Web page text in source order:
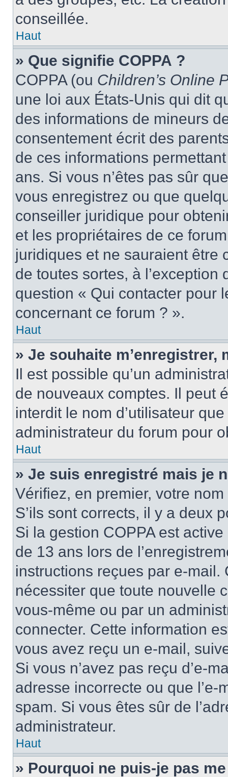
conseillée.
Haut
» Que signifie COPPA ?
COPPA (ou Children’s Online
une loi aux États-Unis qui dit
des informations de mineurs
consentement écrit des
de ces informations
ans. Si vous n’êtes pas sûr
vous enregistrez ou que
conseiller juridique pour
et les propriétaires de ce
juridiques et ne sauraient être
de toutes sortes, à
question « Qui contacter pour
concernant ce forum ? ».
Haut
» Je souhaite m’enregistrer,
Il est possible qu’un
de nouveaux comptes. Il peut
interdit le nom d’utilisateur
administrateur du forum pour
Haut
» Je suis enregistré mais je
Vérifiez, en premier, votre
S’ils sont corrects, il y a deux
Si la gestion COPPA est
de 13 ans lors de
instructions reçues par e-
nécessiter que toute nouvelle
vous-même ou par un
connecter. Cette information
vous avez reçu un e-mail,
Si vous n’avez pas reçu d’e-
adresse incorrecte ou que
spam. Si vous êtes sûr de
administrateur.
Haut
» Pourquoi ne puis-je pas